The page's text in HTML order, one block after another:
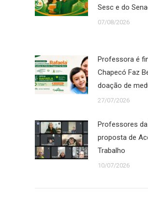
Sesc e do
07/08/2026
Professora é
Chapecó Faz
doação de
27/07/2026
Professores
proposta de
Trabalho
10/07/2026